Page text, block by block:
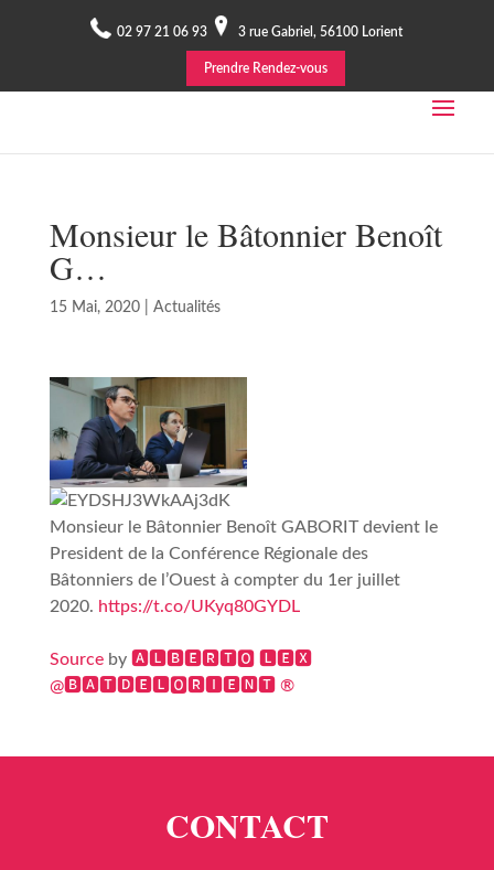
02 97 21 06 93 3 rue Gabriel, 56100 Lorient
Prendre Rendez-vous
Monsieur le Bâtonnier Benoît
G…
15 Mai, 2020| Actualités
Monsieur le Bâtonnier Benoît GABORIT devient le
President de la Conférence Régionale des
Bâtonniers de l’Ouest à compter du 1er juillet
2020. https://t.co/UKyq80GYDL
Sourceby 🅰🅻🅱🅴🆁🆃🅾 🅻🅴🆇
@🅱🅰🆃🅳🅴🅻🅾🆁🅸🅴🅽🆃 ®